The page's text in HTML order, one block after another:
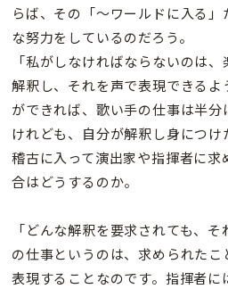
らば、その「〜ワールドに入る
な努力をしているのだろう。
「私がしなければならないのは
解釈し、それを声で表現できる
ができれば、歌い手の仕事は半分
けれども、自分が解釈し身につ
稽古に入って演出家や指揮者に
合はどうするのか。
「どんな解釈を要求されても、
の仕事というのは、求められた
表現することなのです。指揮者に